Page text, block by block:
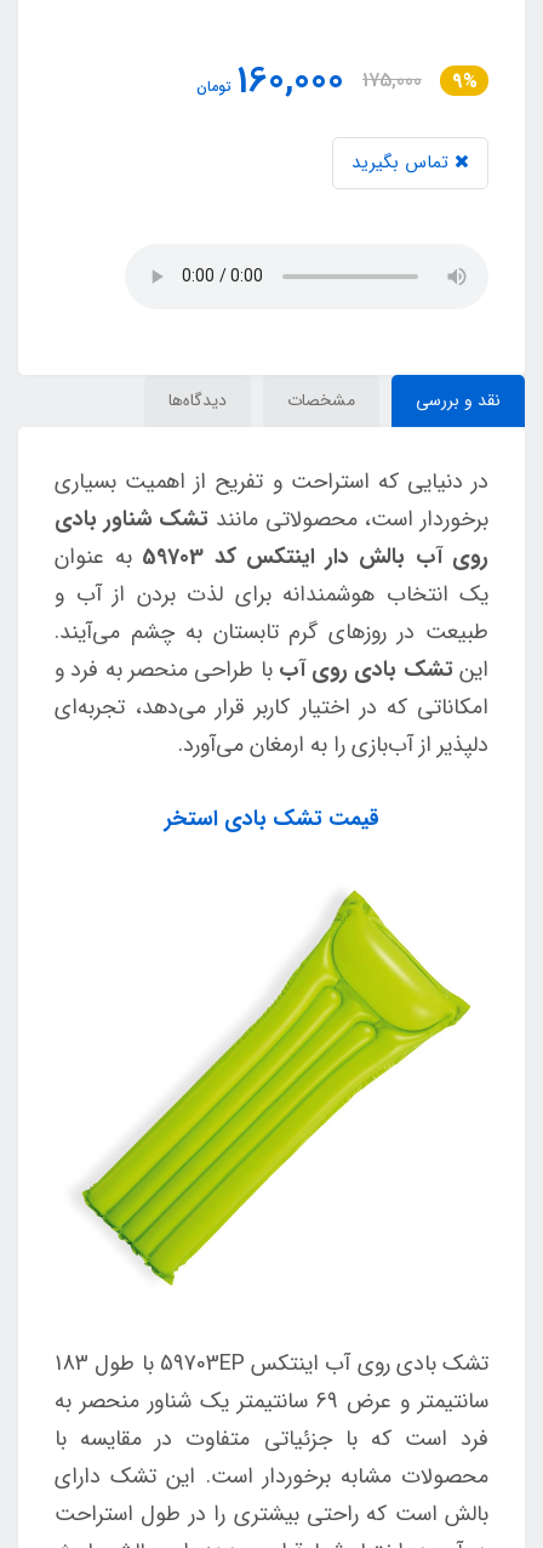
9%
175,000
160,000 تومان
تماس بگیرید
نقد و بررسی مشخصات دیدگاه‌ها
در دنیایی که استراحت و تفریح از اهمیت بسیاری
برخوردار است، محصولاتی مانند تشک شناور بادی
روی آب بالش دار اینتکس کد 59703
به عنوان
یک انتخاب هوشمندانه برای لذت بردن از آب و
طبیعت در روز‌های گرم تابستان به چشم می‌آیند.
این تشک بادی روی آب با طراحی منحصر به فرد و
امکاناتی که در اختیار کاربر قرار می‌دهد، تجربه‌ای
دلپذیر از آب‌بازی را به ارمغان می‌آورد.
قیمت تشک بادی استخر
تشک بادی روی آب اینتکس 59703EP با طول 183
سانتیمتر و عرض 69 سانتیمتر یک شناور منحصر به
فرد است که با جزئیاتی متفاوت در مقایسه با
محصولات مشابه برخوردار است. این تشک دارای
بالش است که راحتی بیشتری را در طول استراحت